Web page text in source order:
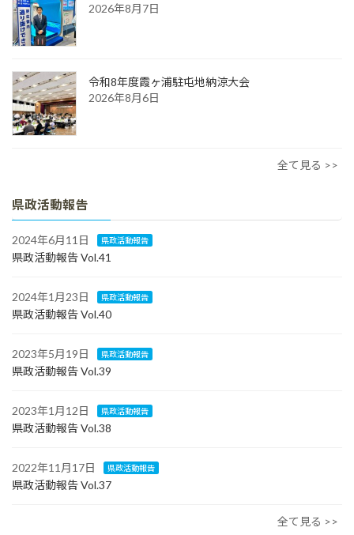
2026年8月7日
令和8年度霞ヶ浦駐屯地納涼大会
2026年8月6日
全て見る >>
県政活動報告
2024年6月11日 県政活動報告
県政活動報告 Vol.41
2024年1月23日 県政活動報告
県政活動報告 Vol.40
2023年5月19日 県政活動報告
県政活動報告 Vol.39
2023年1月12日 県政活動報告
県政活動報告 Vol.38
2022年11月17日 県政活動報告
県政活動報告 Vol.37
全て見る >>